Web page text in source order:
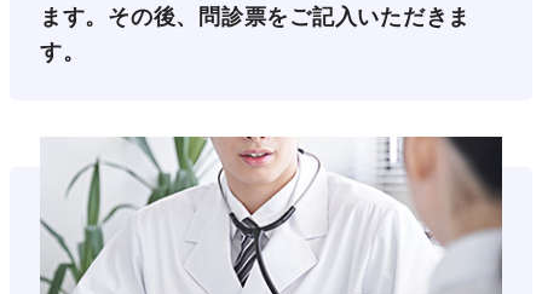
ます。その後、問診票をご記入いただきま
す。